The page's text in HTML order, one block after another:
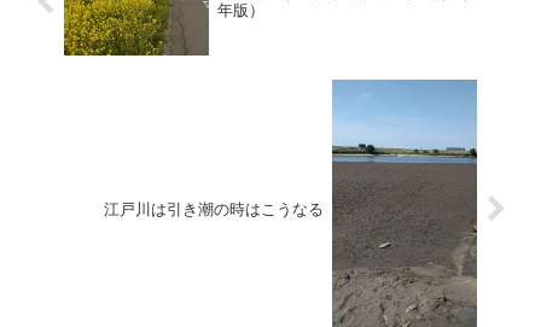
年版）
江戸川は引き潮の時はこうなる